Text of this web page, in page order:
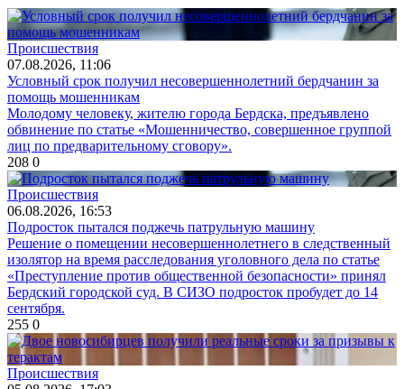
Происшествия
07.08.2026, 11:06
Условный срок получил несовершеннолетний бердчанин за
помощь мошенникам
Молодому человеку, жителю города Бердска, предъявлено
обвинение по статье «Мошенничество, совершенное группой
лиц по предварительному сговору».
208 0
Происшествия
06.08.2026, 16:53
Подросток пытался поджечь патрульную машину
Решение о помещении несовершеннолетнего в следственный
изолятор на время расследования уголовного дела по статье
«Преступление против общественной безопасности» принял
Бердский городской суд. В СИЗО подросток пробудет до 14
сентября.
255 0
Происшествия